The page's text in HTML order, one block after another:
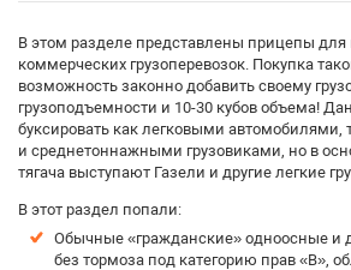
В этом разделе представлены прицепы
коммерческих грузоперевозок. Покупка
возможность законно добавить своему
грузоподъемности и 10-30 кубов объема!
буксировать как легковыми автомобилями,
и среднетоннажными грузовиками, но в
тягача выступают Газели и другие легкие
В этот раздел попали:
Обычные «гражданские» одноосные и
без тормоза под категорию прав «B»,